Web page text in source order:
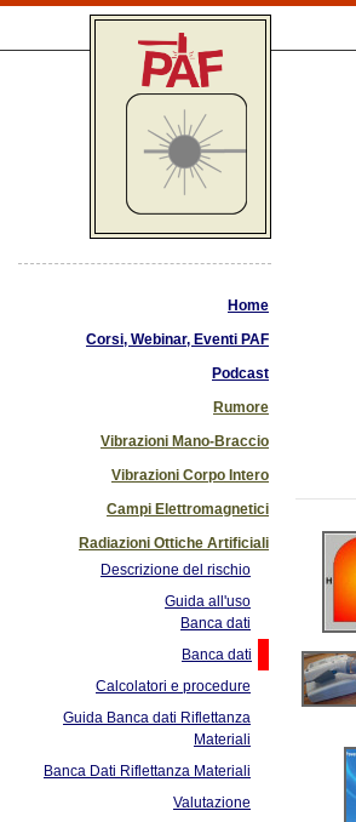
Home
Corsi, Webinar, Eventi PAF
Podcast
Rumore
Vibrazioni Mano-Braccio
Vibrazioni Corpo Intero
Campi Elettromagnetici
Radiazioni Ottiche Artificiali
Descrizione del rischio
Guida all'uso
Banca dati
Banca dati
Calcolatori e procedure
Guida Banca dati Riflettanza
Materiali
Banca Dati Riflettanza Materiali
Valutazione